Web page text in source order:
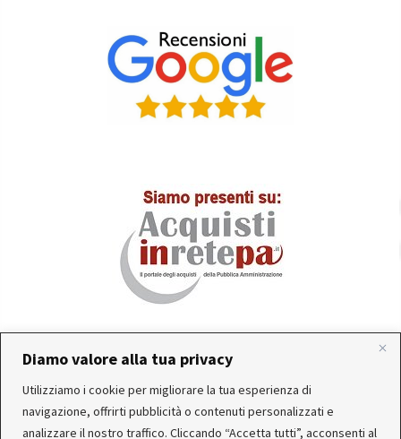
Diamo valore alla tua privacy
Utilizziamo i cookie per migliorare la tua esperienza di
navigazione, offrirti pubblicità o contenuti personalizzati e
analizzare il nostro traffico. Cliccando “Accetta tutti”, acconsenti al
In occasione delle FERIE ESTIVE, alcune aziende
produttrici e corrieri potrebbero sospendere o rallentare
temporaneamente le attività. Per questo motivo, gli
Servizio clienti attivo: Da Lunedì a Venerdì dalle 10:30 alle
12:30 e dalle 15:30 alle 17:30